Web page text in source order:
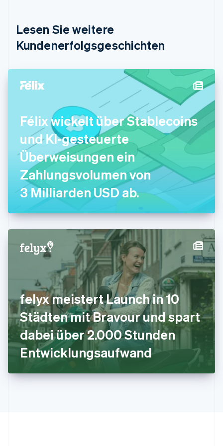
Lesen Sie weitere
Kundenerfolgsgeschichten
Félix wickelt über Stablecoins
und KI-gesteuerte
Überweisungen ein
Zahlungsvolumen von
3 Milliarden USD ab.
felyx meistert Launch in 10
Städten mit Bravour und spart
dabei über 2.000 Stunden
Entwicklungsaufwand
DeutschEnglish
English
简体中文English
English
English
Gibraltar
English
Griechenland
English
Indien
English
Irland
English
Italien
Japan
日本語English
Kanada
EnglishFrançais
Kroatien
Italiano
Lettland
English
Liechtenstein
Deutsch English
Litauen
English
Luxemburg
Français Deutsch English
Malaysia
Malta